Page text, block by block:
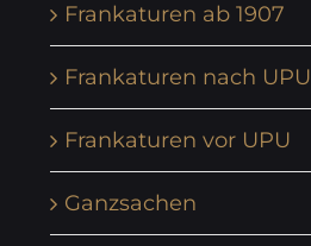
Frankaturen ab 1907
Frankaturen nach UPU
Frankaturen vor UPU
Ganzsachen